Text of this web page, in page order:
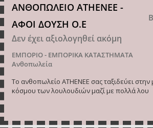
ΑΝΘΟΠΩΛΕΙΟ ATHENEE -
ΑΦΟΙ ΔΟΥΣΗ Ο.Ε
Δεν έχει αξιολογηθεί ακόμη
ΕΜΠΟΡΙΟ - ΕΜΠΟΡΙΚΑ ΚΑΤΑΣΤΗΜΑΤΑ
Ανθοπωλεία
Το ανθοπωλείο ATHENEE σας ταξιδεύει
κόσμου των λουλουδιών μαζί με πολλά λου